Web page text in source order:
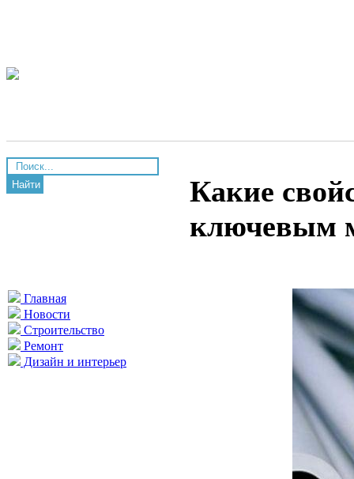
Найти
Главная
Новости
Строительство
Ремонт
Дизайн и интерьер
Какие
ключевым